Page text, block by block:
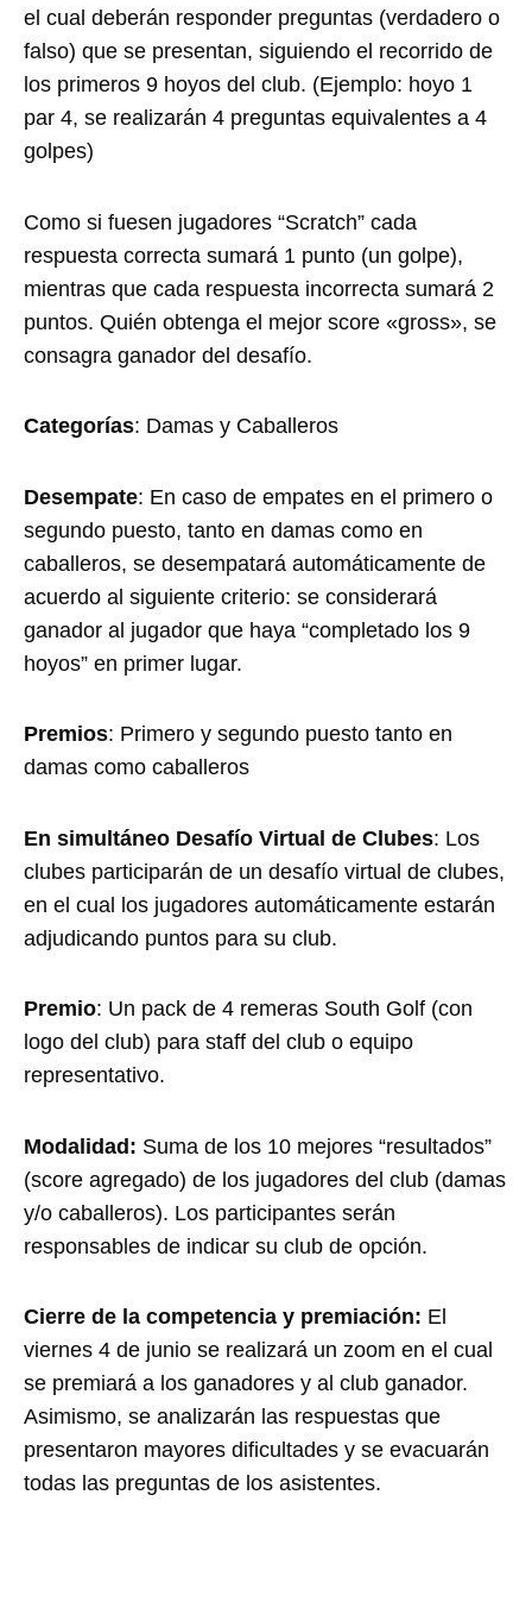
el cual deberán responder preguntas (verdadero o
falso) que se presentan, siguiendo el recorrido de
los primeros 9 hoyos del club. (Ejemplo: hoyo 1
par 4, se realizarán 4 preguntas equivalentes a 4
golpes)
Como si fuesen jugadores “Scratch” cada
respuesta correcta sumará 1 punto (un golpe),
mientras que cada respuesta incorrecta sumará 2
puntos. Quién obtenga el mejor score «gross», se
consagra ganador del desafío.
Categorías: Damas y Caballeros
Desempate: En caso de empates en el primero o
segundo puesto, tanto en damas como en
caballeros, se desempatará automáticamente de
acuerdo al siguiente criterio: se considerará
ganador al jugador que haya “completado los 9
hoyos” en primer lugar.
Premios: Primero y segundo puesto tanto en
damas como caballeros
En simultáneo Desafío Virtual de Clubes: Los
clubes participarán de un desafío virtual de clubes,
en el cual los jugadores automáticamente estarán
adjudicando puntos para su club.
Premio: Un pack de 4 remeras South Golf (con
logo del club) para staff del club o equipo
representativo.
Modalidad: Suma de los 10 mejores “resultados”
(score agregado) de los jugadores del club (damas
y/o caballeros). Los participantes serán
responsables de indicar su club de opción.
Cierre de la competencia y premiación: El
viernes 4 de junio se realizará un zoom en el cual
se premiará a los ganadores y al club ganador.
Asimismo, se analizarán las respuestas que
presentaron mayores dificultades y se evacuarán
todas las preguntas de los asistentes.